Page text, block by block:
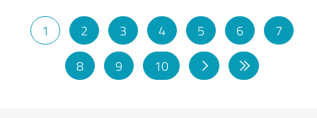
1 2 3 4 5 6 7
8 9 10